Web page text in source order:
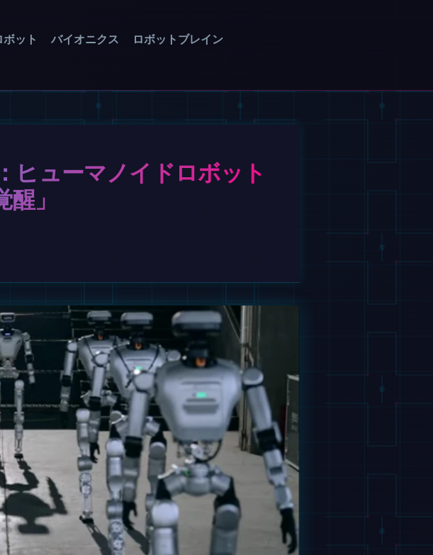
ット バイオニクス ロボットブレイン
ューマノイドロボット
」